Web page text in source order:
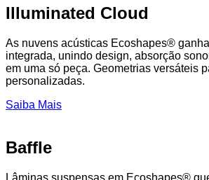
Illuminated Cloud
As nuvens acústicas Ecoshapes®
integrada, unindo design, absorção
em uma só peça. Geometrias versáteis
personalizadas.
Saiba Mais
Baffle
Lâminas suspensas em Ecoshapes®